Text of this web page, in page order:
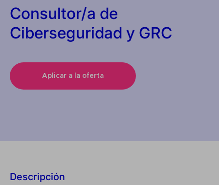
Consultor/a de
Ciberseguridad y GRC
Aplicar a la oferta
Descripción